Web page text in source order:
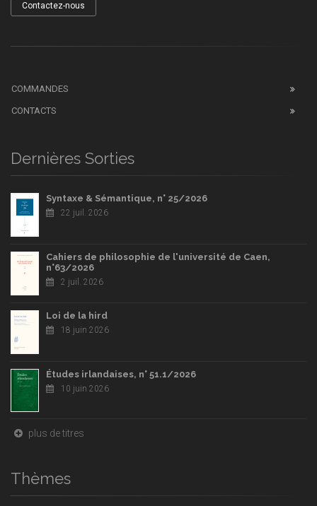
Contactez-nous
COMMANDES
CONTACTS
Dernières Sorties
Syntaxe & Sémantique, n° 25/2026
22 juil. 2026
Cahiers de philosophie de l'université de Caen,
n°63/2026
2 juil. 2026
Loi de la hird
18 juin 2026
Études irlandaises, n° 51.1/2026
10 juin 2026
plus de titres
Thèmes